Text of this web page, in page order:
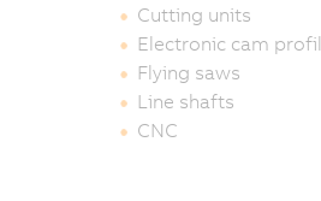
Cutting units
Electronic cam
Flying saws
Line shafts
CNC